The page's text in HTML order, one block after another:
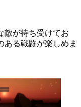
敵が待ち受けてお
ある戦闘が楽しめま